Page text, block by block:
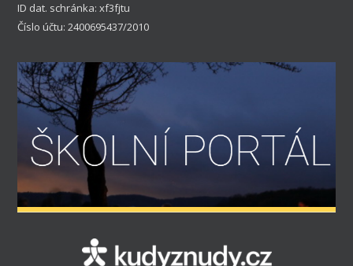
ID dat. schránka: xf3fjtu
Číslo účtu: 2400695437/2010